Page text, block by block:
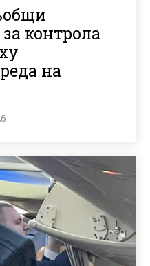
контрола
на